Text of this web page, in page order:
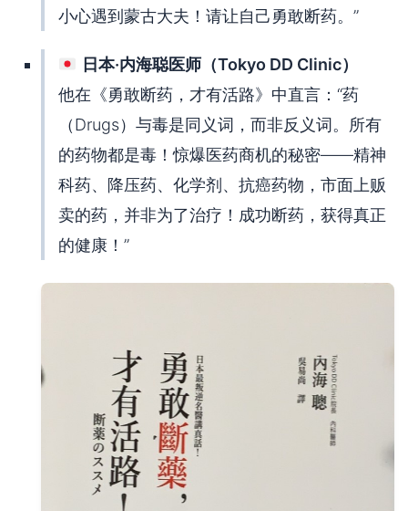
小心遇到蒙古大夫！请让自己勇敢断药。”
日本·内海聪医师（Tokyo DD Clinic）
他在《勇敢断药，才有活路》中直言：“药
（Drugs）与毒是同义词，而非反义词。所有
的药物都是毒！惊爆医药商机的秘密——精神
科药、降压药、化学剂、抗癌药物，市面上贩
卖的药，并非为了治疗！成功断药，获得真正
的健康！”